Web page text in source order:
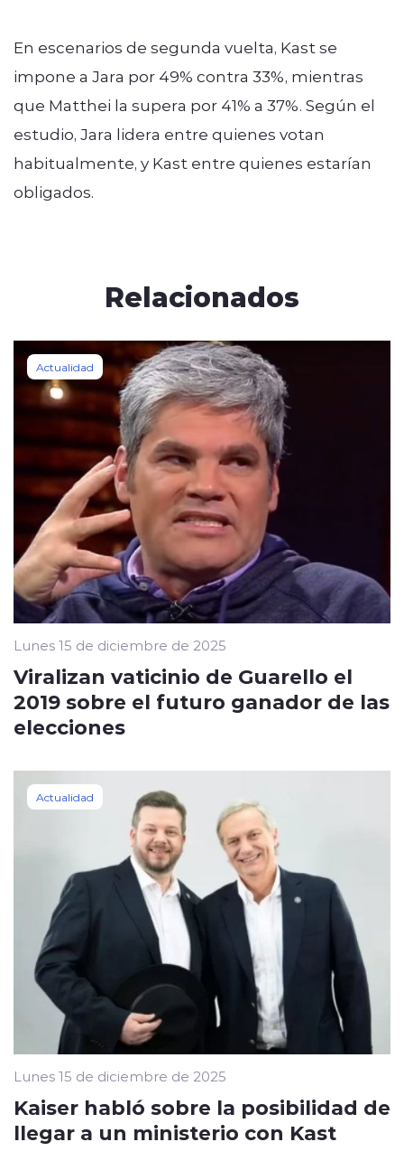
En escenarios de segunda vuelta, Kast se
impone a Jara por 49% contra 33%, mientras
que Matthei la supera por 41% a 37%. Según el
estudio, Jara lidera entre quienes votan
habitualmente, y Kast entre quienes estarían
obligados.
Relacionados
Actualidad
Lunes 15 de diciembre de 2025
Viralizan vaticinio de Guarello el
2019 sobre el futuro ganador de las
elecciones
Actualidad
Lunes 15 de diciembre de 2025
Kaiser habló sobre la posibilidad de
llegar a un ministerio con Kast